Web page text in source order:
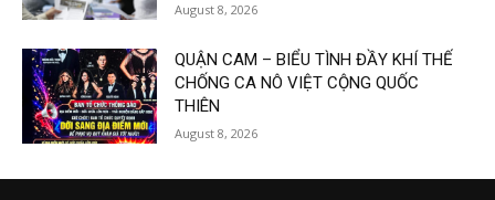
August 8, 2026
QUẬN CAM – BIỂU TÌNH ĐẦY KHÍ THẾ
CHỐNG CA NÔ VIỆT CỘNG QUỐC
THIÊN
August 8, 2026